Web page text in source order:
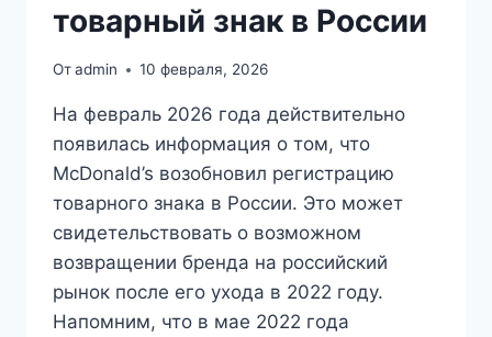
товарный знак в России
Отadmin 10 февраля, 2026
На февраль 2026 года действительно
появилась информация о том, что
McDonald’s возобновил регистрацию
товарного знака в России. Это может
свидетельствовать о возможном
возвращении бренда на российский
рынок после его ухода в 2022 году.
Напомним, что в мае 2022 года